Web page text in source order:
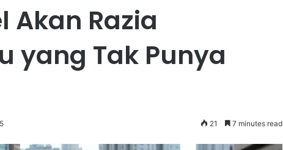
Akan Razia
yang Tak Punya
21 7 minutes read